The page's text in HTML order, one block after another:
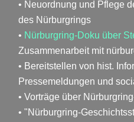
• Neuordnung und Pflege
des Nürburgrings
• Nürburgring-Doku über
Zusammenarbeit mit
• Bereitstellen von hist.
Pressemeldungen und
• Vorträge über
• "Nürburgring-